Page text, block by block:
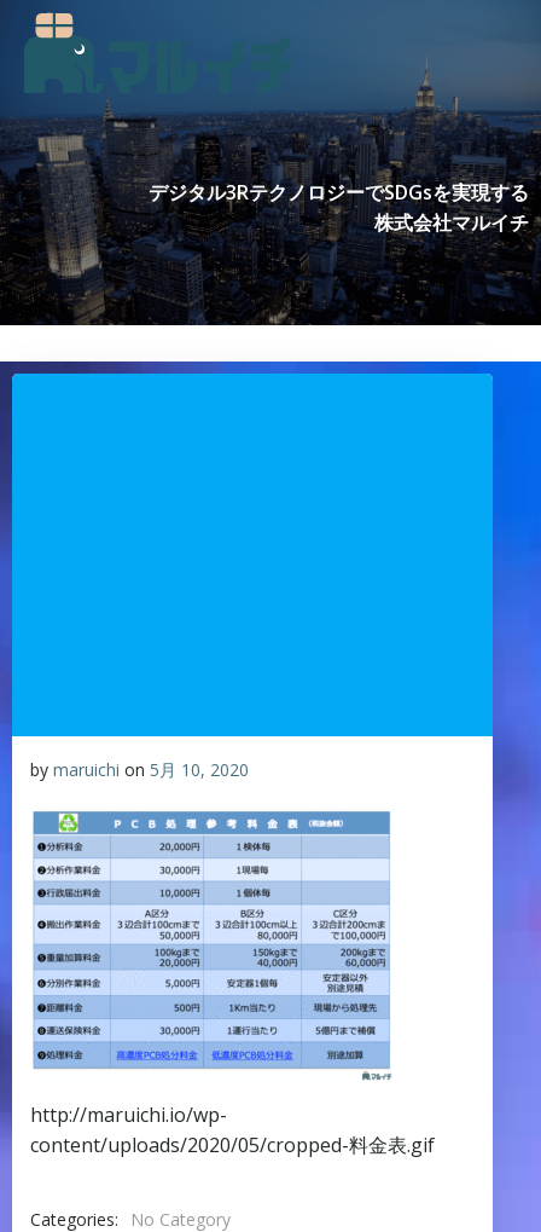
ツ
へ
ス
キ
ッ
プ
デジタル3RテクノロジーでSDGsを実現する
株式会社マルイチ
by maruichi on 5月 10, 2020
http://maruichi.io/wp-
content/uploads/2020/05/cropped-料金表.gif
Categories:
No Category